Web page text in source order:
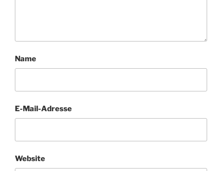
Name
E-Mail-Adresse
Website